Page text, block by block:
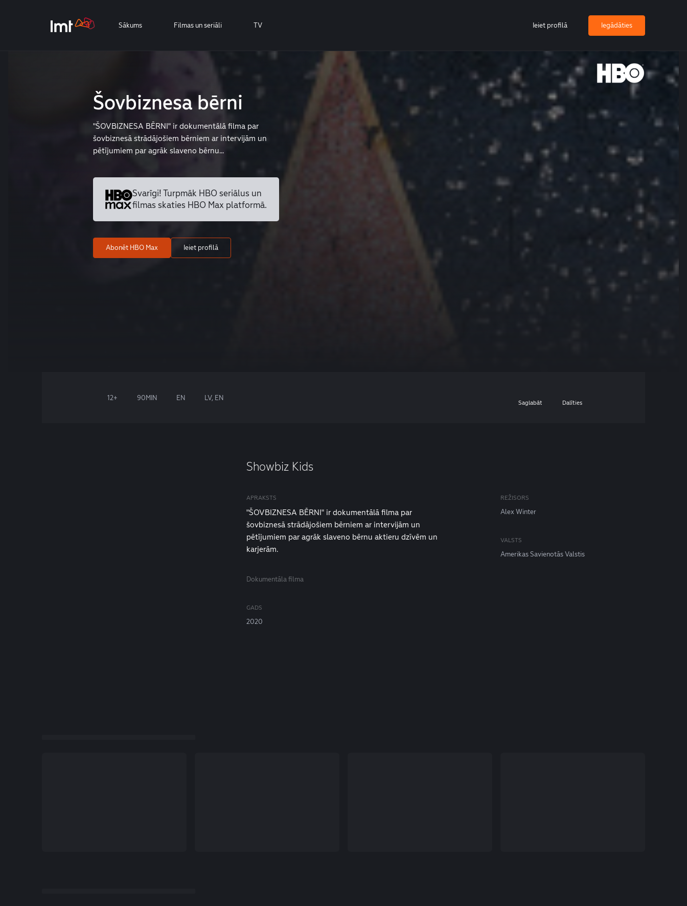
Sākums Filmas un seriāli TV Ieiet profilā Iegādāties
Šovbiznesa bērni
"ŠOVBIZNESA BĒRNI" ir dokumentālā filma par
šovbiznesā strādājošiem bērniem ar intervijām un
pētījumiem par agrāk slaveno bērnu...
Svarīgi! Turpmāk HBO seriālus un
filmas skaties HBO Max platformā.
Abonēt HBO Max Ieiet profilā
12+ 90MIN EN LV, EN
Saglabāt Dalīties
Showbiz Kids
APRAKSTS
"ŠOVBIZNESA BĒRNI" ir dokumentālā filma par
šovbiznesā strādājošiem bērniem ar intervijām un
pētījumiem par agrāk slaveno bērnu aktieru dzīvēm un
karjerām.
Dokumentāla filma
GADS
2020
REŽISORS
Alex Winter
VALSTS
Amerikas Savienotās Valstis